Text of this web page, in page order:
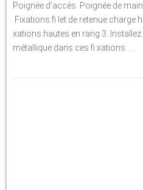
Poignée d'accès Poignée de
Fixations fi let de retenue charge
xations hautes en rang 3.
métallique dans ces fi xations. ...